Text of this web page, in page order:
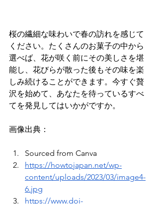
桜の繊細な味わいで春の訪れを感じて
ください。たくさんのお菓子の中から
選べば、花が咲く前にその美しさを堪
能し、花びらが散った後もその味を楽
しみ続けることができます。今すぐ贅
沢を始めて、あなたを待っているすべ
てを発見してはいかがですか。
画像出典：
Sourced from Canva
https://howtojapan.net/wp-
content/uploads/2023/03/image4-
6.jpg
https://www.doi-